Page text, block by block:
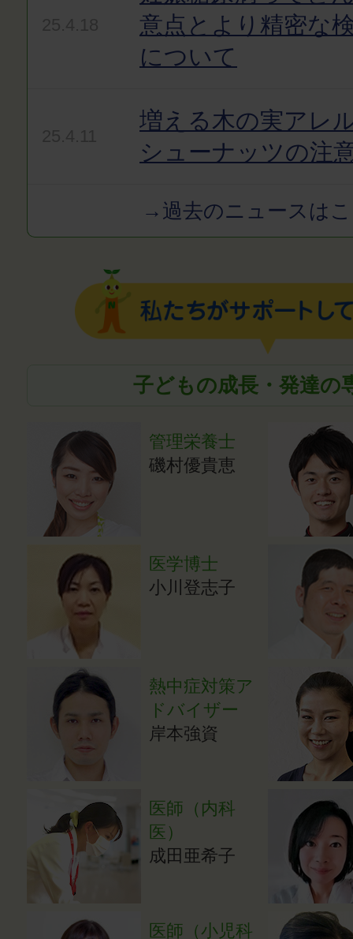
意点とより精密な
について
増える木の実アレ
シューナッツの注
→過去のニュースは
子どもの成長・発達の
管理栄養士
磯村優貴恵
医学博士
小川登志子
熱中症対策ア
ドバイザー
岸本強資
医師（内科
医）
成田亜希子
医師（小児科